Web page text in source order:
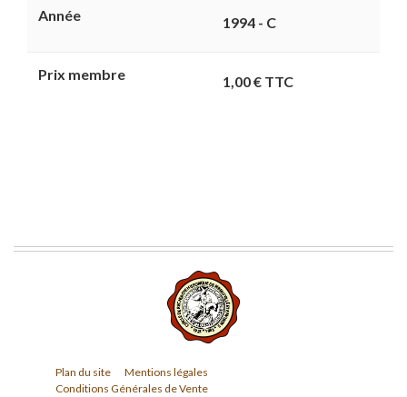
Année 1994 - C
Prix membre 1,00 € TTC
Plan du site
Mentions légales
Conditions Générales de Vente